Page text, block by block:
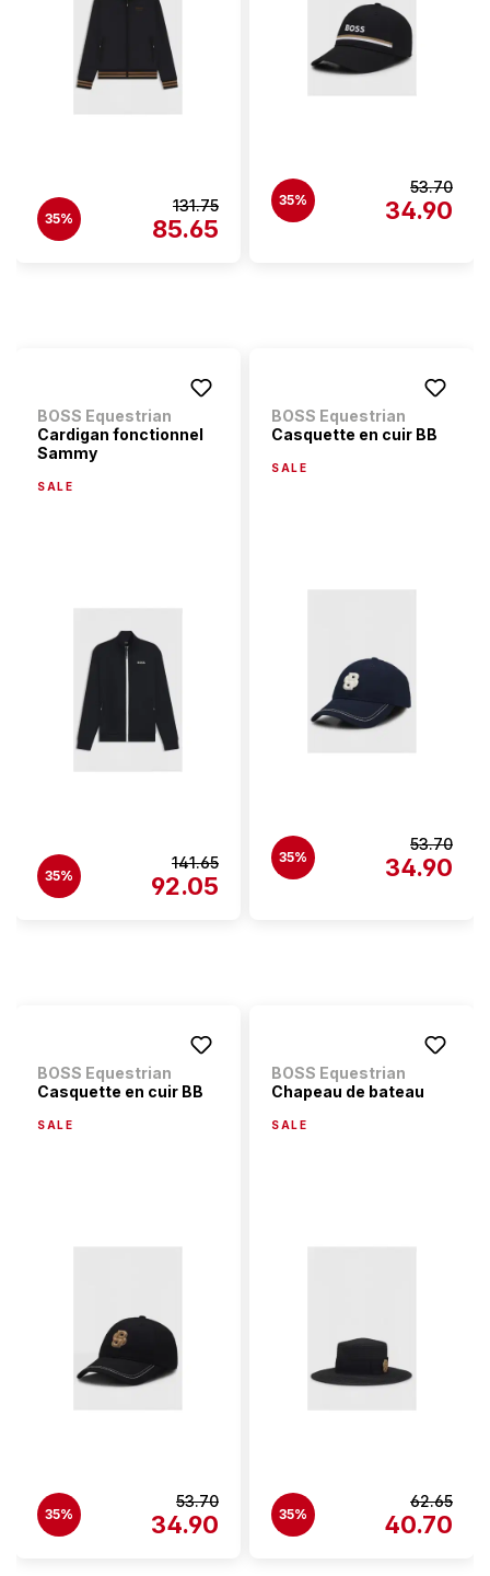
35%
131.75
85.65
35%
53.70
34.90
BOSS Equestrian
Cardigan fonctionnel
Sammy
SALE
35%
141.65
92.05
BOSS Equestrian
Casquette en cuir BB
SALE
35%
53.70
34.90
BOSS Equestrian
Casquette en cuir BB
SALE
35%
53.70
34.90
BOSS Equestrian
Chapeau de bateau
SALE
35%
62.65
40.70